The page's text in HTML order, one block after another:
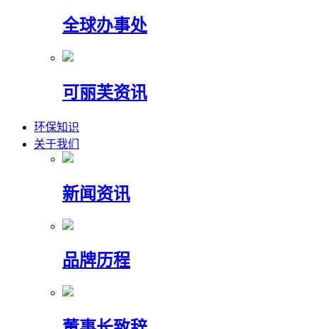
全球办事处
可丽芙资讯
环保知识
关于我们
新闻资讯
品牌历程